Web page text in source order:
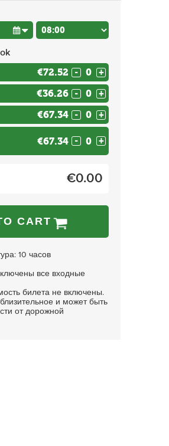
€72.52 - +
€36.26 - +
€67.34 - +
€67.34 - +
€0.00
CART
10 часов
все входные
билета не включены.
и может быть
от дорожной